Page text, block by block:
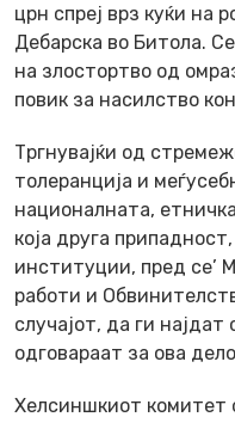
црн спреј врз куќи на
Дебарска во Битола.
на злостортво од
повик за насилство
Тргнувајќи од
толеранција и
националната,
која друга
институции, пред се’
работи и
случајот, да ги
одговараат за ова
Хелсиншкиот комитет